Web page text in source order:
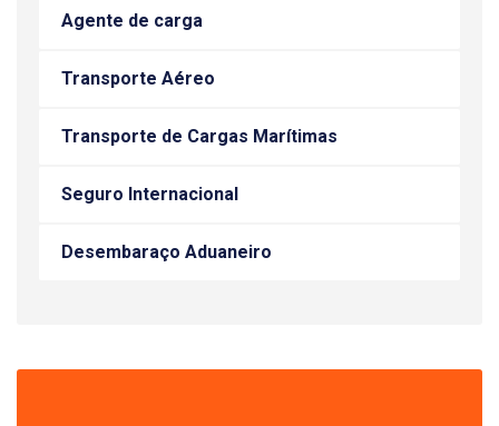
Agente de carga
Transporte Aéreo
Transporte de Cargas Marítimas
Seguro Internacional
Desembaraço Aduaneiro